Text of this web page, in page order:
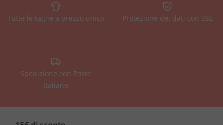
Tutte le taglie a prezzo unico Protezione dei dati con SSL
Spedizione con Poste
Italiane